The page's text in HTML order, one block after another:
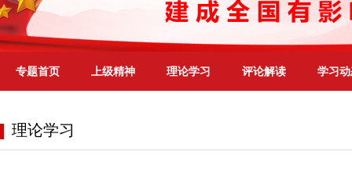
专题首页 上级精神 理论学习 评论解读 学习
理论学习